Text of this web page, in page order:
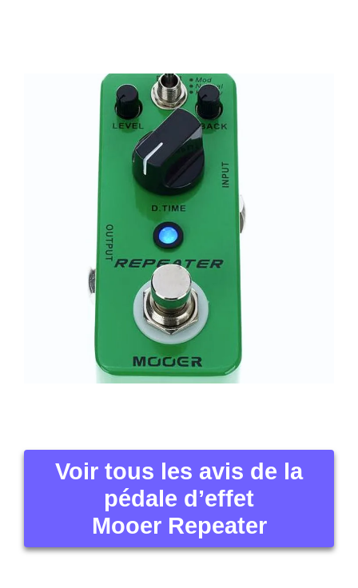
Voir tous les avis de la
pédale d’effet
Mooer Repeater